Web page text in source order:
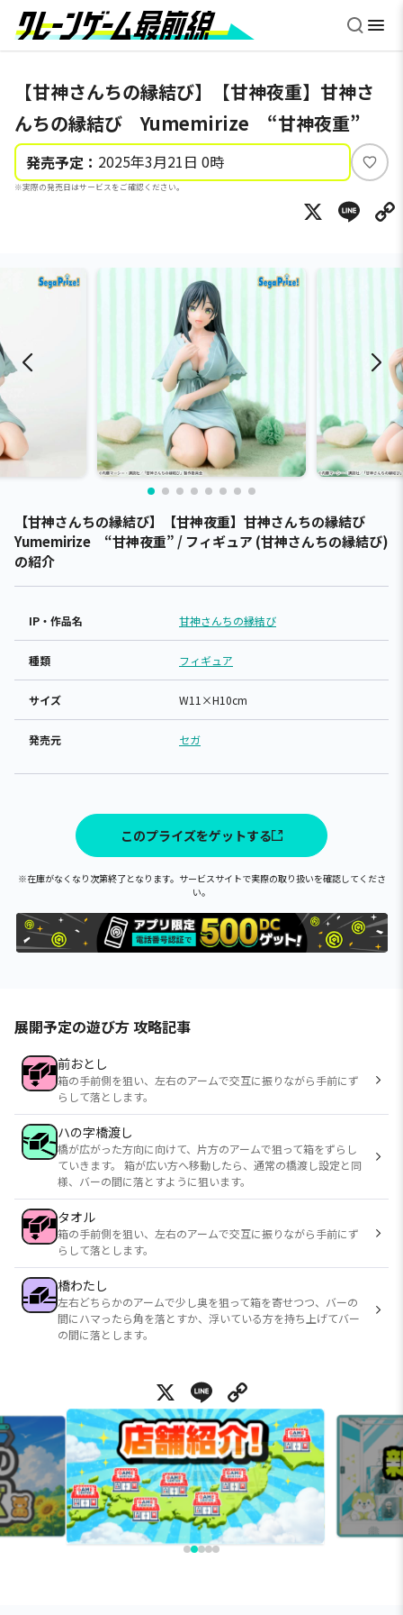
【甘神さんちの縁結び】【甘神夜重】甘神さ
んちの縁結び Yumemirize “甘神夜重”
発売予定： 2025年3月21日 0時
※実際の発売日はサービスをご確認ください。
い
ね
X
【甘神さんちの縁結び】【甘神夜重】甘神さんちの縁結び
Yumemirize “甘神夜重” / フィギュア (甘神さんちの縁結び)
の紹介
IP・作品名 甘神さんちの縁結び
種類 フィギュア
サイズ W11×H10cm
発売元 セガ
このプライズをゲットする
※在庫がなくなり次第終了となります。サービスサイトで実際の取り扱いを確認してくださ
い。
展開予定の遊び方 攻略記事
前おとし
箱の手前側を狙い、左右のアームで交互に振りながら手前にず
らして落とします。
ハの字橋渡し
橋が広がった方向に向けて、片方のアームで狙って箱をずらし
ていきます。 箱が広い方へ移動したら、通常の橋渡し設定と同
様、バーの間に落とすように狙います。
タオル
箱の手前側を狙い、左右のアームで交互に振りながら手前にず
らして落とします。
橋わたし
左右どちらかのアームで少し奥を狙って箱を寄せつつ、バーの
間にハマったら角を落とすか、浮いている方を持ち上げてバー
の間に落とします。
X Line